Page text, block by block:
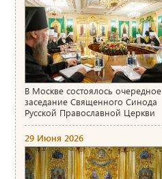
В Москве состоялось очередное
заседание Священного Синода
Русской Православной Церкви
29 Июня 2026